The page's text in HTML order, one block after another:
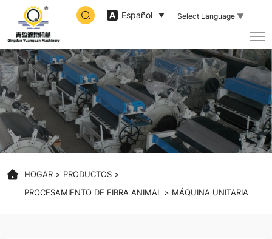
Español Select Language ▼
dehairing
machine
HOGAR
PRODUCTOS
PROCESAMIENTO DE FIBRA ANIMAL
MÁQUINA UNITARIA